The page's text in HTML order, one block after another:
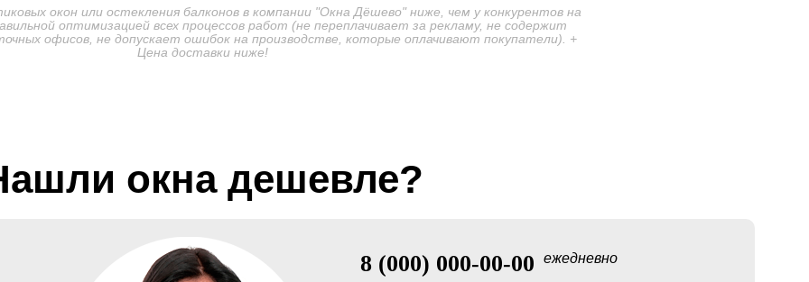
окон или остекления балконов в компании "Окна Дёшево" ниже, чем у конкурентов на
оптимизацией всех процессов работ (не переплачивает за рекламу, не содержит
офисов, не допускает ошибок на производстве, которые оплачивают покупатели). +
Цена доставки ниже!
окна дешевле?
8 (000) 000-00-00 ежедневно